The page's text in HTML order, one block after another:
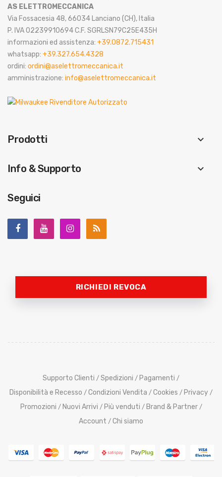
AS ELETTROMECCANICA
Via Fossacesia 48, 66034 Lanciano (CH), Italia
P. IVA 02239910694 C.F. SGRLSN79C25E435H
informazioni ed assistenza: +39.0872.715431
whatsapp: +39.327.654.4328
ordini: ordini@aselettromeccanica.it
amministrazione: info@aselettromeccanica.it
Prodotti keyboard_arrow_down
Info & Supporto keyboard_arrow_down
Seguici
RICHIEDI REVOCA
Supporto Clienti / Spedizioni / Pagamenti /
Disponibilità e Recesso / Condizioni Vendita / Cookies / Privacy /
Promozioni / Nuovi Arrivi / Più venduti / Brand & Partner /
Account / Chi siamo